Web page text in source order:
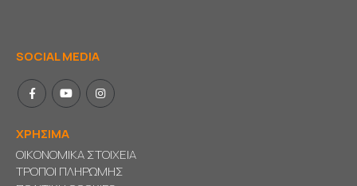
SOCIAL MEDIA
ΧΡΗΣΙΜΑ
ΟΙΚΟΝΟΜΙΚΑ ΣΤΟΙΧΕΙΑ
ΤΡΟΠΟΙ ΠΛΗΡΩΜΗΣ